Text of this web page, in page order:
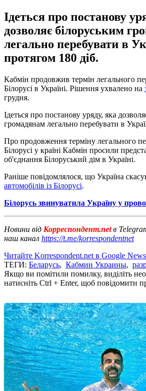
Ідеться про постанову
дозволяє білоруським
легально перебувати в
протягом 180 діб.
Кабмін продовжив термін легального
Білорусі в Україні. Рішення ухвалено на
грудня.
Ідеться про постанову уряду, яка
громадянам легально перебувати в
Про продовження терміну легального
Білорусі у країні Кабмін просили
об'єднання Білоруський дім в Україні.
Раніше повідомлялося, що Україна
автомобілів із Білорусі.
Білорусь звинуватила Україну у
Новини від Корреспондент.netв
наш канал https://t.me/korrespondentnet
Читайте Korrespondent.net в Google News
ТЕГИ: Беларусь, Кабмин Украины,
Якщо ви помітили помилку, виділіть
натисніть Ctrl + Enter, щоб повідомити